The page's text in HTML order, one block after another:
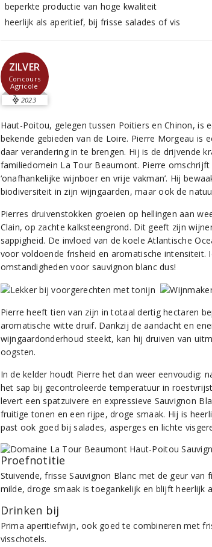
beperkte productie van hoge kwaliteit
heerlijk als aperitief, bij frisse salades of vis
ZILVER
Concours
Agricole
2023
Haut-Poitou, gelegen tussen Poitiers en Chinon, is
bekende gebieden van de Loire. Pierre Morgeau is
daar verandering in te brengen. Hij is de drijvende
familiedomein La Tour Beaumont. Pierre omschrijft
‘onafhankelijke wijnboer en vrije vakman’. Hij
biodiversiteit in zijn wijngaarden, maar ook de
Pierres druivenstokken groeien op hellingen aan
Clain, op zachte kalksteengrond. Dit geeft zijn
sappigheid. De invloed van de koele Atlantische
voor voldoende frisheid en aromatische intensiteit.
omstandigheden voor sauvignon blanc dus!
Pierre heeft tien van zijn in totaal dertig hectaren
aromatische witte druif. Dankzij de aandacht en
wijngaardonderhoud steekt, kan hij druiven van
oogsten.
In de kelder houdt Pierre het dan weer eenvoudig:
het sap bij gecontroleerde temperatuur in
levert een spatzuivere en expressieve Sauvignon
fruitige tonen en een rijpe, droge smaak. Hij is
past ook goed bij salades, asperges en lichte
Proefnotitie
Stuivende, frisse Sauvignon Blanc met de geur van
milde, droge smaak is toegankelijk en blijft heerlijk
Drinken bij
Prima aperitiefwijn, ook goed te combineren met
visschotels.